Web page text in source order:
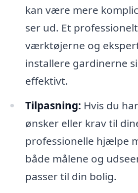
kan være mere
ser ud. Et
værktøjerne og
installere gardinerne
effektivt.
Tilpasning: Hvis du
ønsker eller krav til
professionelle hjælpe
både målene og
passer til din bolig.